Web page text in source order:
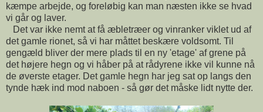
kæmpe arbejde, og foreløbig kan man næsten ikke se hvad
vi går og laver.
Det var ikke nemt at få æbletræer og vinranker viklet ud af
det gamle rionet, så vi har måttet beskære voldsomt. Til
gengæld bliver der mere plads til en ny 'etage' af grene på
det højere hegn og vi håber på at rådyrene ikke vil kunne nå
de øverste etager. Det gamle hegn har jeg sat op langs den
tynde hæk ind mod naboen - så gør det måske lidt nytte der.